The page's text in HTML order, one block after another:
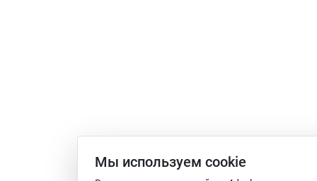
Мы используем сookie